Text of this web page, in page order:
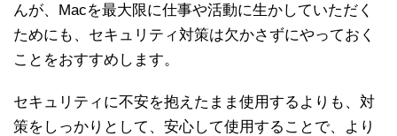
んが、Macを最大限に仕事や活動に生かしていただく
ためにも、セキュリティ対策は欠かさずにやっておく
ことをおすすめします。
セキュリティに不安を抱えたまま使用するよりも、対
策をしっかりとして、安心して使用することで、より